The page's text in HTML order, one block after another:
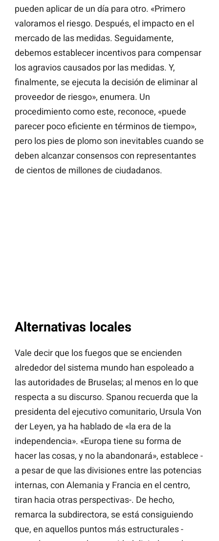
pueden aplicar de un día para otro. «Primero
valoramos el riesgo. Después, el impacto en el
mercado de las medidas. Seguidamente,
debemos establecer incentivos para compensar
los agravios causados por las medidas. Y,
finalmente, se ejecuta la decisión de eliminar al
proveedor de riesgo», enumera. Un
procedimiento como este, reconoce, «puede
parecer poco eficiente en términos de tiempo»,
pero los pies de plomo son inevitables cuando se
deben alcanzar consensos con representantes
de cientos de millones de ciudadanos.
Alternativas locales
Vale decir que los fuegos que se encienden
alrededor del sistema mundo han espoleado a
las autoridades de Bruselas; al menos en lo que
respecta a su discurso. Spanou recuerda que la
presidenta del ejecutivo comunitario, Ursula Von
der Leyen, ya ha hablado de «la era de la
independencia». «Europa tiene su forma de
hacer las cosas, y no la abandonará», establece -
a pesar de que las divisiones entre las potencias
internas, con Alemania y Francia en el centro,
tiran hacia otras perspectivas-. De hecho,
remarca la subdirectora, se está consiguiendo
que, en aquellos puntos más estructurales -